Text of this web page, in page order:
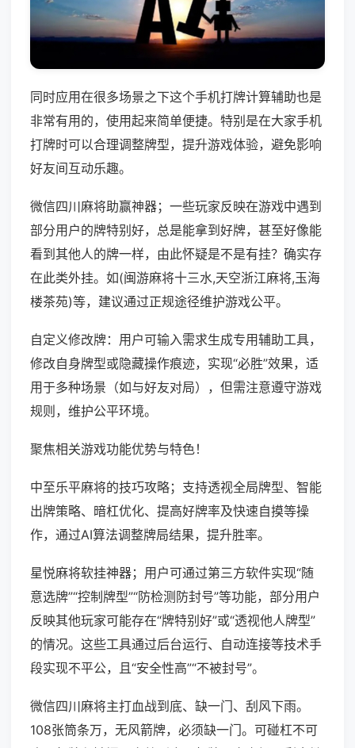
同时应用在很多场景之下这个手机打牌计算辅助也是
非常有用的，使用起来简单便捷。特别是在大家手机
打牌时可以合理调整牌型，提升游戏体验，避免影响
好友间互动乐趣。
微信四川麻将助赢神器；一些玩家反映在游戏中遇到
部分用户的牌特别好，总是能拿到好牌，甚至好像能
看到其他人的牌一样，由此怀疑是不是有挂？确实存
在此类外挂。如(闽游麻将十三水,天空浙江麻将,玉海
楼茶苑)等，建议通过正规途径维护游戏公平。
自定义修改牌：用户可输入需求生成专用辅助工具，
修改自身牌型或隐藏操作痕迹，实现“必胜”效果，适
用于多种场景（如与好友对局），但需注意遵守游戏
规则，维护公平环境。
聚焦相关游戏功能优势与特色！
中至乐平麻将的技巧攻略；支持透视全局牌型、智能
出牌策略、暗杠优化、提高好牌率及快速自摸等操
作，通过AI算法调整牌局结果，提升胜率。
星悦麻将软挂神器；用户可通过第三方软件实现“随
意选牌”“控制牌型”“防检测防封号”等功能，部分用户
反映其他玩家可能存在“牌特别好”或“透视他人牌型”
的情况。这些工具通过后台运行、自动连接等技术手
段实现不平公，且“安全性高”“不被封号”。
微信四川麻将主打血战到底、缺一门、刮风下雨。
108张筒条万，无风箭牌，必须缺一门。可碰杠不可